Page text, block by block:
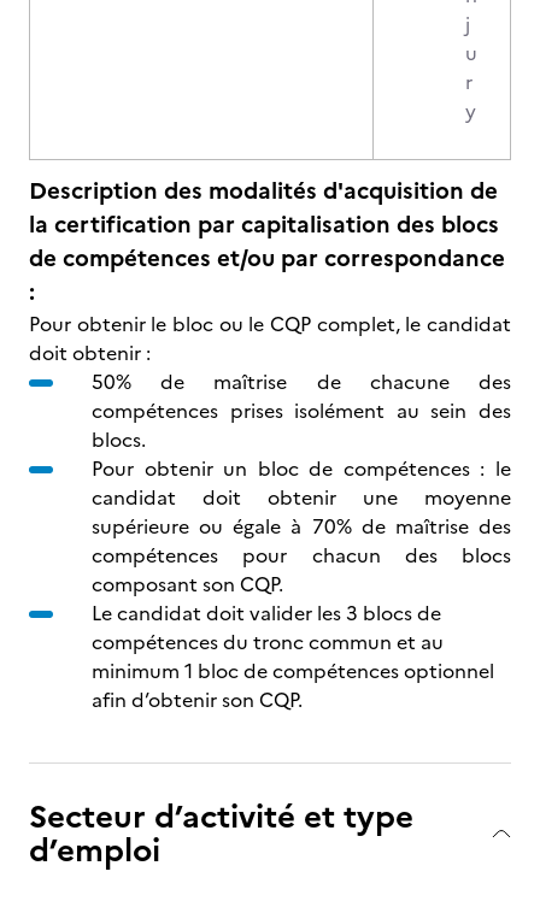
j
u
r
y
Description des modalités d'acquisition de
la certification par capitalisation des blocs
de compétences et/ou par correspondance
:
Pour obtenir le bloc ou le CQP complet, le candidat
doit obtenir :
50% de maîtrise de chacune des
compétences prises isolément au sein des
blocs.
Pour obtenir un bloc de compétences : le
candidat doit obtenir une moyenne
supérieure ou égale à 70% de maîtrise des
compétences pour chacun des blocs
composant son CQP.
Le candidat doit valider les 3 blocs de
compétences du tronc commun et au
minimum 1 bloc de compétences optionnel
afin d’obtenir son CQP.
Secteur d’activité et type
d’emploi